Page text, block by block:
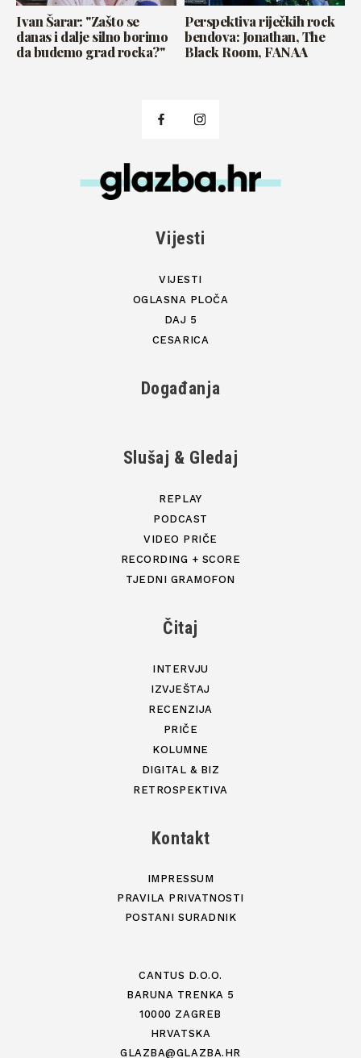
Ivan Šarar: "Zašto se
danas i dalje silno borimo
da budemo grad rocka?"
Perspektiva riječkih rock
bendova: Jonathan, The
Black Room, FANAA
Vijesti
VIJESTI
OGLASNA PLOČA
DAJ 5
CESARICA
Događanja
Slušaj & Gledaj
REPLAY
PODCAST
VIDEO PRIČE
RECORDING + SCORE
TJEDNI GRAMOFON
Čitaj
INTERVJU
IZVJEŠTAJ
RECENZIJA
PRIČE
KOLUMNE
DIGITAL & BIZ
RETROSPEKTIVA
Kontakt
IMPRESSUM
PRAVILA PRIVATNOSTI
POSTANI SURADNIK
CANTUS D.O.O.
BARUNA TRENKA 5
10000 ZAGREB
HRVATSKA
GLAZBA@GLAZBA.HR